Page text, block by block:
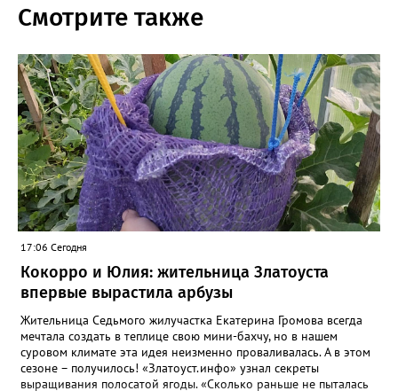
Смотрите также
17:06 Сегодня
Кокорро и Юлия: жительница Златоуста
впервые вырастила арбузы
Жительница Седьмого жилучастка Екатерина Громова всегда
мечтала создать в теплице свою мини-бахчу, но в нашем
суровом климате эта идея неизменно проваливалась. А в этом
сезоне – получилось! «Златоуст.инфо» узнал секреты
выращивания полосатой ягоды. «Сколько раньше не пыталась